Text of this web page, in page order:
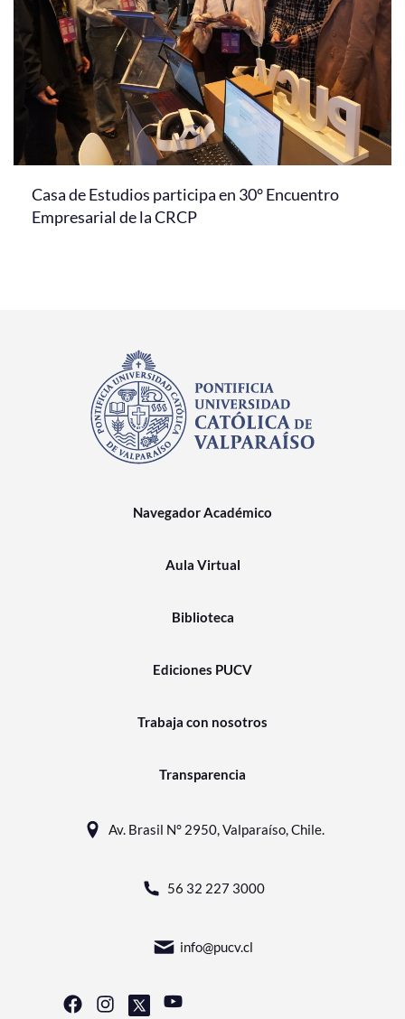
Casa de Estudios participa en 30° Encuentro
Empresarial de la CRCP
Navegador Académico
Aula Virtual
Biblioteca
Ediciones PUCV
Trabaja con nosotros
Transparencia
Av. Brasil N° 2950, Valparaíso, Chile.
56 32 227 3000
info@pucv.cl